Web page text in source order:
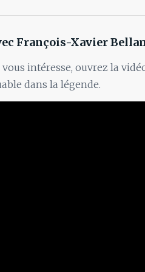
François-Xavier
intéresse, ouvrez la
dans la légende.